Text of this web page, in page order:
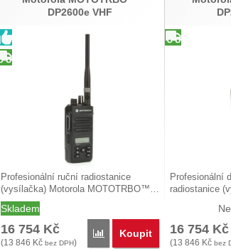
DP2600e VHF
Profesionální ruční radiostanice
(vysílačka) Motorola MOTOTRBO™…
Skladem
16 754 Kč
(13 846 Kč bez DPH)
Porovnat
Koupit
Profesionální
radiostanice
16 754 Kč
(13 846 Kč bez